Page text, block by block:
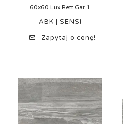
60x60 Lux Rett.Gat.1
ABK | SENSI
Zapytaj o cenę!